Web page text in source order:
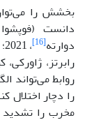
بخشش را
دانست
دوارته[16]
رابرتز،
روابط می‌تواند
را دچار اختلال
مخرب را تشدید